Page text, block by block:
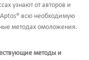
узнают от авторов и
всю необходимую
методах омоложения.
методы и